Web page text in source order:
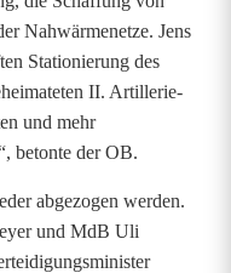
Nahwärmenetze. Jens
Stationierung des
II. Artillerie-
und mehr
betonte der OB.
abgezogen werden.
und MdB Uli